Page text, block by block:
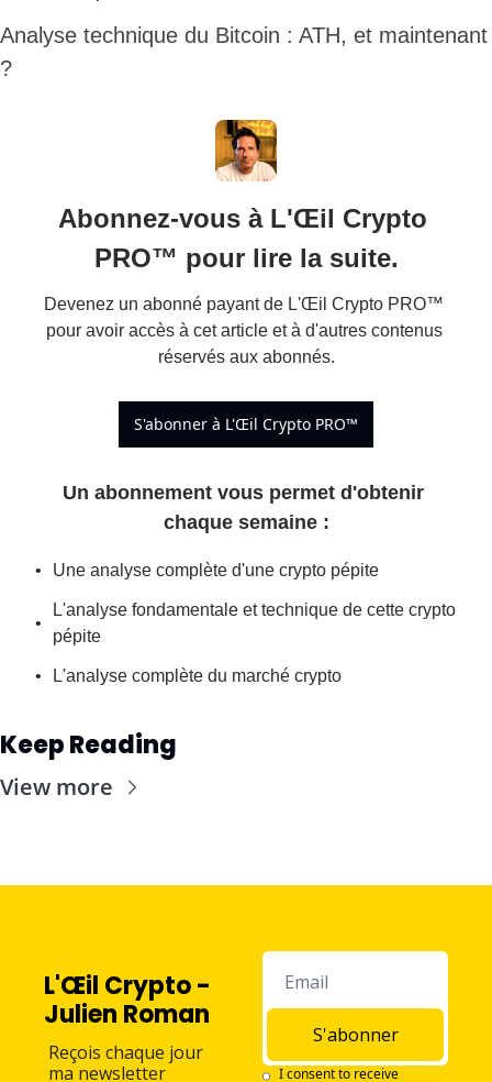
Analyse technique du Bitcoin : ATH, et maintenant
?
Abonnez-vous à L'Œil Crypto
PRO™ pour lire la suite.
Devenez un abonné payant de L'Œil Crypto PRO™
pour avoir accès à cet article et à d'autres contenus
réservés aux abonnés.
S'abonner à L'Œil Crypto PRO™
Un abonnement vous permet d'obtenir
chaque semaine :
Une analyse complète d'une crypto pépite
L'analyse fondamentale et technique de cette crypto
pépite
L'analyse complète du marché crypto
Keep Reading
View more
L'Œil Crypto -
Julien Roman
Reçois chaque jour
ma newsletter
S'abonner
I consent to receive